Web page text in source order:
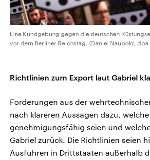
Eine Kundgebung gegen die deutschen
vor dem Berliner Reichstag. (Daniel Naupold,
Richtlinien zum Export laut Gabriel
Forderungen aus der
nach klareren Aussagen dazu,
genehmigungsfähig seien und
Gabriel zurück. Die Richtlinien seien
Ausfuhren in Drittstaaten außerhalb